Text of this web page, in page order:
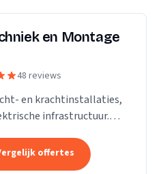
en Montage
48 reviews
en krachtinstallaties,
infrastructuur.
de basis leggen...
offertes